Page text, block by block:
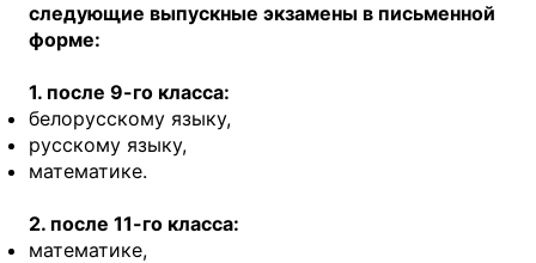
следующие выпускные экзамены в письменной
форме:
1. после 9-го класса:
белорусскому языку,
русскому языку,
математике.
2. после 11-го класса:
математике,